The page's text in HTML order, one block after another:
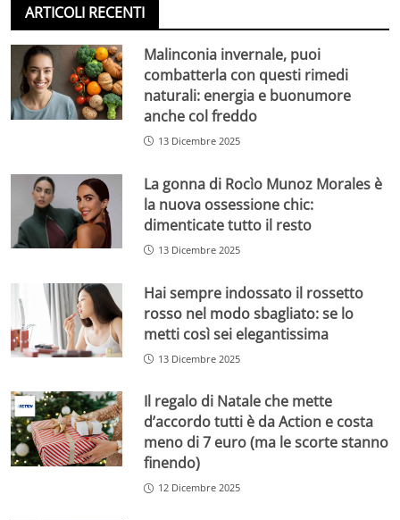
ARTICOLI RECENTI
Malinconia invernale, puoi
combatterla con questi rimedi
naturali: energia e buonumore
anche col freddo
13 Dicembre 2025
La gonna di Rocìo Munoz Morales è
la nuova ossessione chic:
dimenticate tutto il resto
13 Dicembre 2025
Hai sempre indossato il rossetto
rosso nel modo sbagliato: se lo
metti così sei elegantissima
13 Dicembre 2025
Il regalo di Natale che mette
d’accordo tutti è da Action e costa
meno di 7 euro (ma le scorte stanno
finendo)
12 Dicembre 2025